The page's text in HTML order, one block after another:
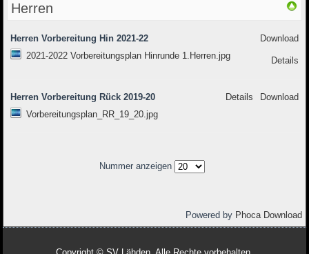
Herren
Herren Vorbereitung Hin 2021-22
2021-2022 Vorbereitungsplan Hinrunde 1.Herren.jpg
Download
Details
Herren Vorbereitung Rück 2019-20
Vorbereitungsplan_RR_19_20.jpg
Download
Details
Nummer anzeigen
Powered by Phoca Download